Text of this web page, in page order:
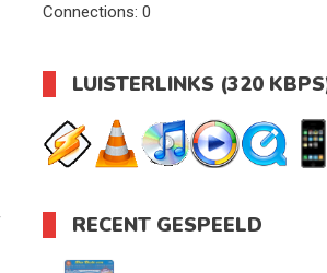
Connections:0
LUISTERLINKS (320
RECENT GESPEELD